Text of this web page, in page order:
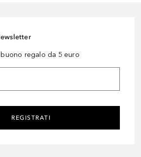
regalo da 5 euro
REGISTRATI